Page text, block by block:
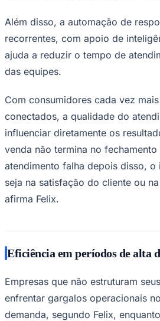
São Paulo
Além disso, a automação de
recorrentes, com apoio de
ajuda a reduzir o tempo de
das equipes.
Com consumidores cada vez
conectados, a qualidade do
influenciar diretamente os
venda não termina no
atendimento falha depois disso, o
seja na satisfação do cliente ou
afirma Felix.
Eficiência em períodos de alta
Empresas que não estruturam
enfrentar gargalos operacionais
demanda, segundo Felix,